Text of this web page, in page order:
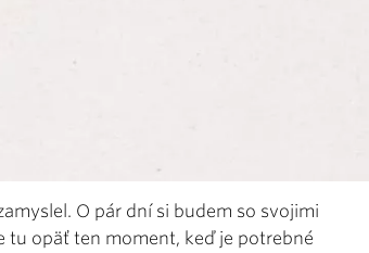
O pár dní si budem so svojimi
opäť ten moment, keď je potrebné